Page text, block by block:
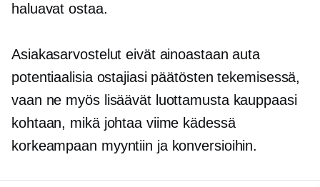
haluavat ostaa.
Asiakasarvostelut eivät ainoastaan ​​auta
potentiaalisia ostajiasi päätösten tekemisessä,
vaan ne myös lisäävät luottamusta kauppaasi
kohtaan, mikä johtaa viime kädessä
korkeampaan myyntiin ja konversioihin.